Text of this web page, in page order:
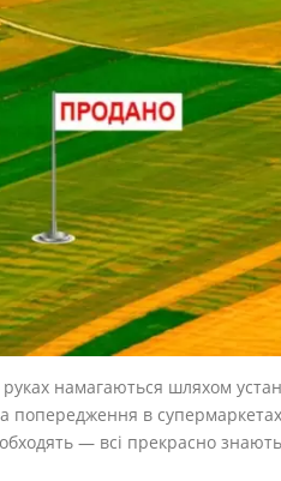
намагаються шляхом
попередження в
— всі прекрасно